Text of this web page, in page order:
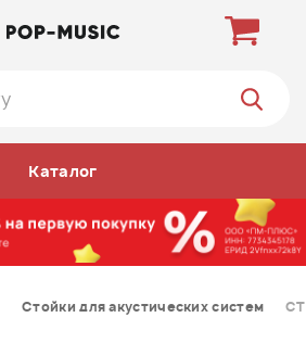
Каталог
Стойки для акустических систем